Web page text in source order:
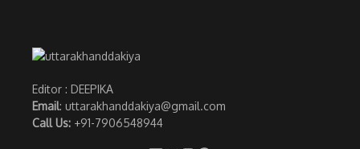
Editor : DEEPIKA
Email: uttarakhanddakiya@gmail.com
Call Us: +91-7906548944